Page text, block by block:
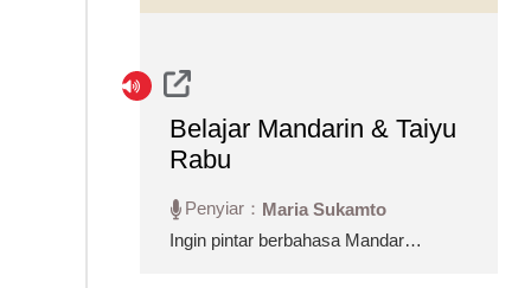
Belajar Mandarin & Taiyu
Rabu
Penyiar： Maria Sukamto
Ingin pintar berbahasa Mandarin